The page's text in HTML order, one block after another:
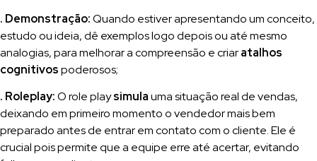
. Demonstração:Quando estiver apresentando um conceito,
estudo ou ideia, dê exemplos logo depois ou até mesmo
analogias, para melhorar a compreensão e criaratalhos
cognitivospoderosos;
. Roleplay:O role playsimulauma situação real de vendas,
deixando em primeiro momento o vendedor mais bem
preparado antes de entrar em contato com o cliente. Ele é
crucial pois permite que a equipe erre até acertar, evitando